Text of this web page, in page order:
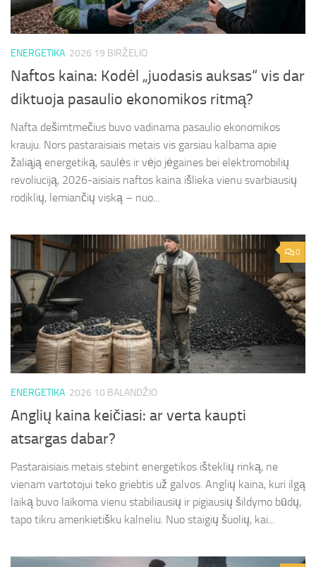
ENERGETIKA 2026 19 BIRŽELIO
Naftos kaina: Kodėl „juodasis auksas“ vis dar
diktuoja pasaulio ekonomikos ritmą?
Nafta dešimtmečius buvo vadinama pasaulio ekonomikos
krauju. Nors pastaraisiais metais vis garsiau kalbama apie
žaliąją energetiką, saulės ir vėjo jėgaines bei elektromobilių
revoliuciją, 2026-aisiais naftos kaina išlieka vienu svarbiausių
rodiklių, lemiančių viską – nuo...
0
ENERGETIKA 2026 10 BALANDŽIO
Anglių kaina keičiasi: ar verta kaupti
atsargas dabar?
Pastaraisiais metais stebint energetikos išteklių rinką, ne
vienam vartotojui teko griebtis už galvos. Anglių kaina, kuri ilgą
laiką buvo laikoma vienu stabiliausių ir pigiausių šildymo būdų,
tapo tikru amerikietišku kalneliu. Nuo staigių šuolių, kai...